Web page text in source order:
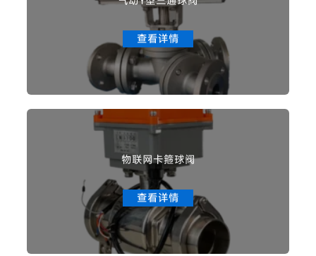
查看详情
物联网卡箍球阀
查看详情